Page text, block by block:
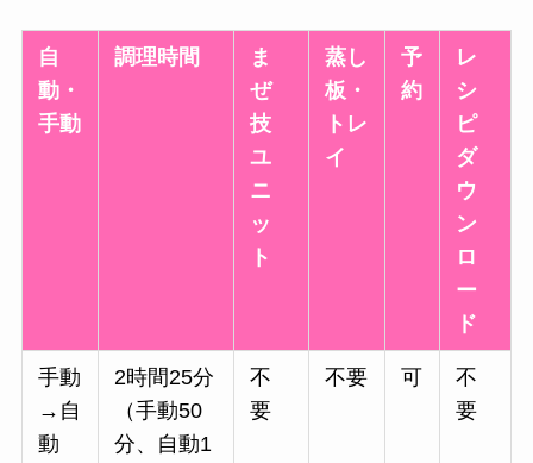
自
動・
手動
調理時間
ま
ぜ
技
ユ
ニ
ッ
ト
蒸し
板・
トレ
イ
予
約
レ
シ
ピ
ダ
ウ
ン
ロ
ー
ド
手動
→自
動
2時間25分
（手動50
分、自動1
不
要
不要 可
不
要